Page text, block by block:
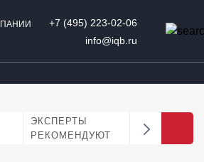
+7 (495) 223-02-06
info@iqb.ru
ЭКСПЕРТЫ
РЕКОМЕНДУЮТ
БИЗНЕС